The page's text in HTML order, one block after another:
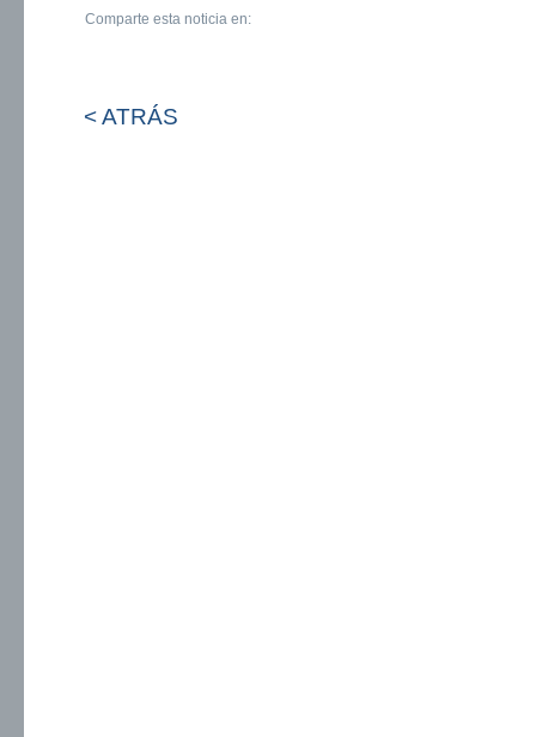
Comparte esta noticia en:
< ATRÁS